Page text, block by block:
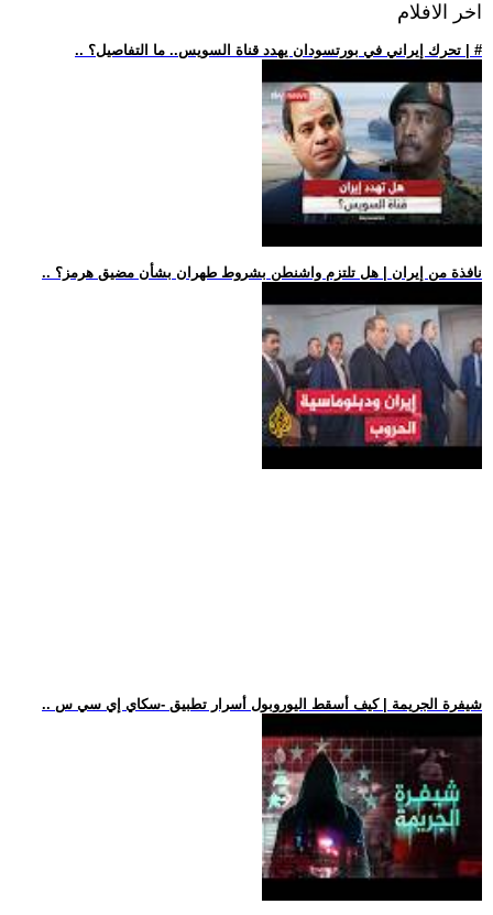
اخر الافلام
.. تحرك إيراني في بورتسودان يهدد قناة السويس.. ما التفاصيل؟ | #
.. نافذة من إيران | هل تلتزم واشنطن بشروط طهران بشأن مضيق هرمز؟
.. شيفرة الجريمة | كيف أسقط اليوروبول أسرار تطبيق -سكاي إي سي س